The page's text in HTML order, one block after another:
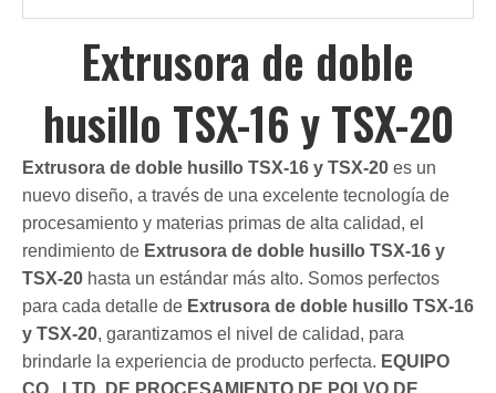
Extrusora de doble
husillo TSX-16 y TSX-20
Extrusora de doble husillo TSX-16 y TSX-20 es un
nuevo diseño, a través de una excelente tecnología de
procesamiento y materias primas de alta calidad, el
rendimiento de Extrusora de doble husillo TSX-16 y
TSX-20 hasta un estándar más alto. Somos perfectos
para cada detalle de Extrusora de doble husillo TSX-16
y TSX-20, garantizamos el nivel de calidad, para
brindarle la experiencia de producto perfecta. EQUIPO
CO., LTD. DE PROCESAMIENTO DE POLVO DE